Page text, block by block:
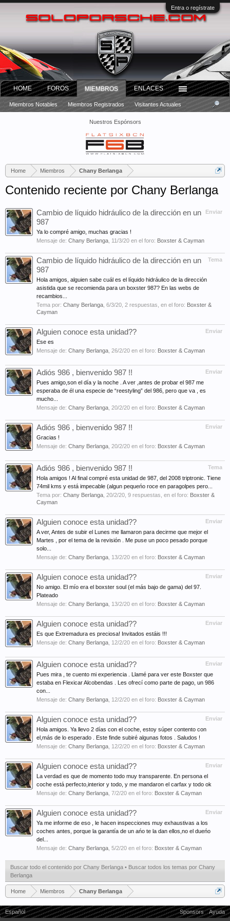
Entra o regístrate
Nuestros Espónsors
Home Miembros Chany Berlanga
Contenido reciente por Chany Berlanga
Enviar
Cambio de líquido hidráulico de la dirección en un
987
Ya lo compré amigo, muchas gracias !
Mensaje de: Chany Berlanga 11/3/20 en el foro: Boxster & Cayman
Tema
Cambio de líquido hidráulico de la dirección en un
987
Hola amigos, alguien sabe cuál es el líquido hidráulico de la dirección
asistida que se recomienda para un boxster 987? En las webs de
recambios...
Tema por: Chany Berlanga 6/3/20 , 2 respuestas, en el foro: Boxster &
Cayman
Enviar
Alguien conoce esta unidad??
Ese es
Mensaje de: Chany Berlanga 26/2/20 en el foro: Boxster & Cayman
Enviar
Adiós 986 , bienvenido 987 !!
Pues amigo,son el día y la noche . A ver ,antes de probar el 987 me
esperaba de él una especie de “reestyling” del 986, pero que va , es
mucho...
Mensaje de: Chany Berlanga 20/2/20 en el foro: Boxster & Cayman
Enviar
Adiós 986 , bienvenido 987 !!
Gracias !
Mensaje de: Chany Berlanga 20/2/20 en el foro: Boxster & Cayman
Tema
Adiós 986 , bienvenido 987 !!
Hola amigos ! Al final compré esta unidad de 987, del 2008 triptronic. Tiene
74mil kms y está impecable (algun pequeńo roce en paragolpes pero...
Tema por: Chany Berlanga 20/2/20 , 9 respuestas, en el foro: Boxster &
Cayman
Enviar
Alguien conoce esta unidad??
A ver, Antes de subir el Lunes me llamaron para decirme que mejor el
Martes , por el tema de la revisión . Me puse un poco pesado porque
solo...
Mensaje de: Chany Berlanga 13/2/20 en el foro: Boxster & Cayman
Enviar
Alguien conoce esta unidad??
No amigo. El mío era el boxster soul (el más bajo de gama) del 97.
Plateado
Mensaje de: Chany Berlanga 13/2/20 en el foro: Boxster & Cayman
Enviar
Alguien conoce esta unidad??
Es que Extremadura es preciosa! Invitados estáis !!!
Mensaje de: Chany Berlanga 12/2/20 en el foro: Boxster & Cayman
Enviar
Alguien conoce esta unidad??
Pues mira , te cuento mi experiencia . Llamé para ver este Boxster que
estaba en Flexicar Alcobendas . Les ofrecí como parte de pago, un 986
con...
Mensaje de: Chany Berlanga 12/2/20 en el foro: Boxster & Cayman
Enviar
Alguien conoce esta unidad??
Hola amigos. Ya llevo 2 días con el coche, estoy súper contento con
el,más de lo esperado . Este finde subiré algunas fotos . Saludos !
Mensaje de: Chany Berlanga 12/2/20 en el foro: Boxster & Cayman
Enviar
Alguien conoce esta unidad??
La verdad es que de momento todo muy transparente. En persona el
coche está perfecto,interior y todo, y me mandaron el carfax y todo ok
Mensaje de: Chany Berlanga 7/2/20 en el foro: Boxster & Cayman
Enviar
Alguien conoce esta unidad??
Ya me informe de eso , le hacen inspecciones muy exhaustivas a los
coches antes, porque la garantía de un ańo te la dan ellos,no el dueńo
del...
Mensaje de: Chany Berlanga 5/2/20 en el foro: Boxster & Cayman
Buscar todo el contenido por Chany Berlanga
Buscar todos los temas por Chany
Berlanga
Home Miembros Chany Berlanga
HOME FOROS MIEMBROS
Miembros Notables Miembros Registrados Visitantes Actuales
ENLACES
Español Sponsors Ayuda